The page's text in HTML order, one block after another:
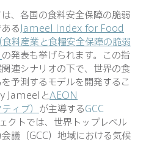
、各国の食料安全保障の脆弱
るJameel Index for Food
産業と食糧安全保障の脆弱
の発表も挙げられます。この指
連シナリオの下で、世界の食
予測するモデルを開発するこ
JameelとAEON
ィブ） が主導するGCC
クトでは、世界トップレベル
議（GCC）地域における気候